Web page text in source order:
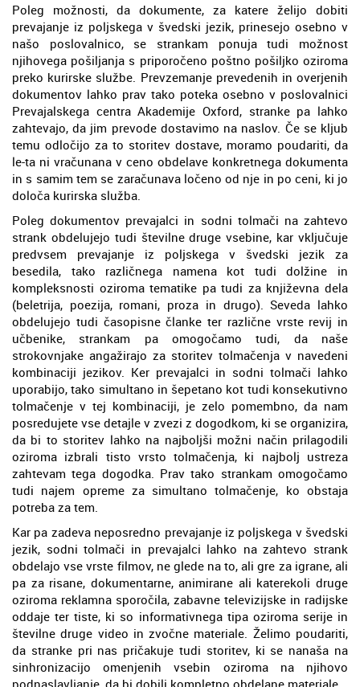
Poleg možnosti, da dokumente, za katere želijo dobiti
prevajanje iz poljskega v švedski jezik, prinesejo osebno v
našo poslovalnico, se strankam ponuja tudi možnost
njihovega pošiljanja s priporočeno poštno pošiljko oziroma
preko kurirske službe. Prevzemanje prevedenih in overjenih
dokumentov lahko prav tako poteka osebno v poslovalnici
Prevajalskega centra Akademije Oxford, stranke pa lahko
zahtevajo, da jim prevode dostavimo na naslov. Če se kljub
temu odločijo za to storitev dostave, moramo poudariti, da
le-ta ni vračunana v ceno obdelave konkretnega dokumenta
in s samim tem se zaračunava ločeno od nje in po ceni, ki jo
določa kurirska služba.
Poleg dokumentov prevajalci in sodni tolmači na zahtevo
strank obdelujejo tudi številne druge vsebine, kar vključuje
predvsem prevajanje iz poljskega v švedski jezik za
besedila, tako različnega namena kot tudi dolžine in
kompleksnosti oziroma tematike pa tudi za književna dela
(beletrija, poezija, romani, proza in drugo). Seveda lahko
obdelujejo tudi časopisne članke ter različne vrste revij in
učbenike, strankam pa omogočamo tudi, da naše
strokovnjake angažirajo za storitev tolmačenja v navedeni
kombinaciji jezikov. Ker prevajalci in sodni tolmači lahko
uporabijo, tako simultano in šepetano kot tudi konsekutivno
tolmačenje v tej kombinaciji, je zelo pomembno, da nam
posredujete vse detajle v zvezi z dogodkom, ki se organizira,
da bi to storitev lahko na najboljši možni način prilagodili
oziroma izbrali tisto vrsto tolmačenja, ki najbolj ustreza
zahtevam tega dogodka. Prav tako strankam omogočamo
tudi najem opreme za simultano tolmačenje, ko obstaja
potreba za tem.
Kar pa zadeva neposredno prevajanje iz poljskega v švedski
jezik, sodni tolmači in prevajalci lahko na zahtevo strank
obdelajo vse vrste filmov, ne glede na to, ali gre za igrane, ali
pa za risane, dokumentarne, animirane ali katerekoli druge
oziroma reklamna sporočila, zabavne televizijske in radijske
oddaje ter tiste, ki so informativnega tipa oziroma serije in
številne druge video in zvočne materiale. Želimo poudariti,
da stranke pri nas pričakuje tudi storitev, ki se nanaša na
sinhronizacijo omenjenih vsebin oziroma na njihovo
podnaslavljanje, da bi dobili kompletno obdelane materiale.